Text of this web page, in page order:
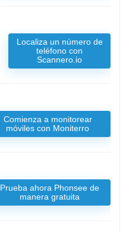
Localiza un número de
teléfono con
Scannero.io
Comienza a monitorear
móviles con Moniterro
Prueba ahora Phonsee de
manera gratuita